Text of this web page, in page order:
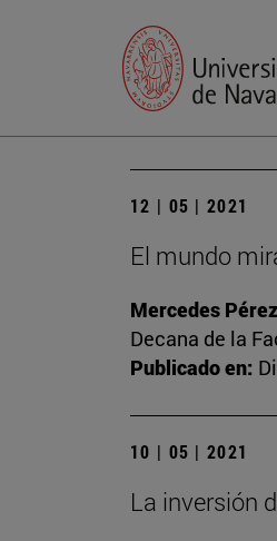
12 | 05 | 2021
El mundo
Mercedes
Decana de la
Publicado en:
10 | 05 | 2021
La inversión